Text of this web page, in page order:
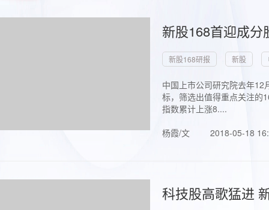
新股168首迎成
新股168研报 新股
中国上市公司研究院去年
标，筛选出值得重点关注的
指数累计上涨8....
杨霞/文
2018-05-18
科技股高歌猛进